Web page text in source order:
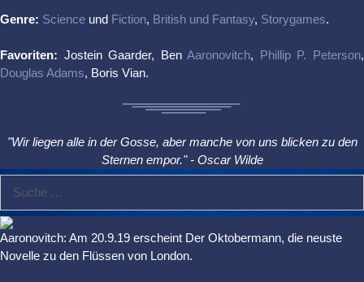
Genre: Science und Fiction, British und Fantasy, Storygames.
Favoriten: Jostein Gaarder, BenAaronovitch, Phillip P. Peterson,
Douglas Adams, Boris Vian.
"Wir liegen alle in der Gosse, aber manche von uns blicken zu den
Sternen empor." - Oscar Wilde
nach:
Aaronovitch: Am 20.9.19 erscheint Der Oktobermann, die neuste
Novelle zu den Flüssen von London.